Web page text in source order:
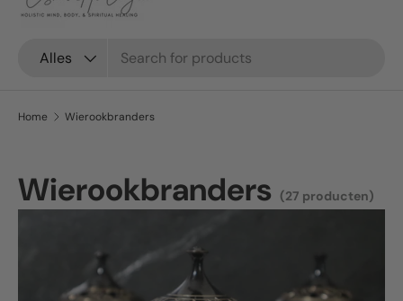
Alles
Home Wierookbranders
Wierookbranders (27 producten)